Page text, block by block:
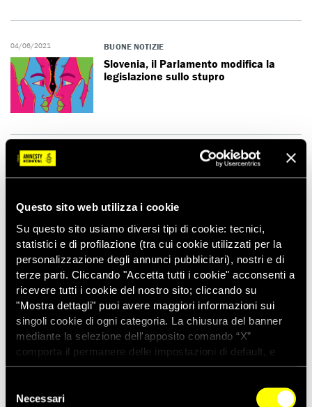
Questo sito web utilizza i cookie
Su questo sito usiamo diversi tipi di cookie: tecnici,
statistici e di profilazione (tra cui cookie utilizzati per la
personalizzazione degli annunci pubblicitari), nostri e di
terze parti. Cliccando "Accetta tutti i cookie" acconsenti a
ricevere tutti i cookie del nostro sito; cliccando su
"Mostra dettagli" puoi avere maggiori informazioni sui
singoli cookie di ogni categoria. La chiusura del banner
mediante la selezione dell'apposito comando “X”
comporta il permanere delle impostazioni di default, e
dunque la continuazione della navigazione con i cookie
dei cookie attivi sul sito clicca
delNecessari
04/06/2021 BUONE NOTIZIE
Slovenia, il Parlamento modifica la
legislazione sullo stupro
ISCRIVITI
SEGUI I CANALI SOCIAL UFFICIALI
X
amnestyitalia
Facebook
AmnestyInternationalItalia
YouTube
Instagram